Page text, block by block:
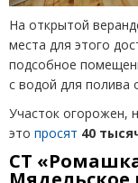
На открытой
места для этого
подсобное
с водой для полива
Участок огорожен,
это просят 40
СТ